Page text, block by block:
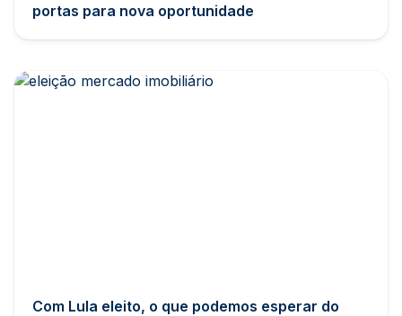
portas para nova oportunidade
Com Lula eleito, o que podemos esperar do